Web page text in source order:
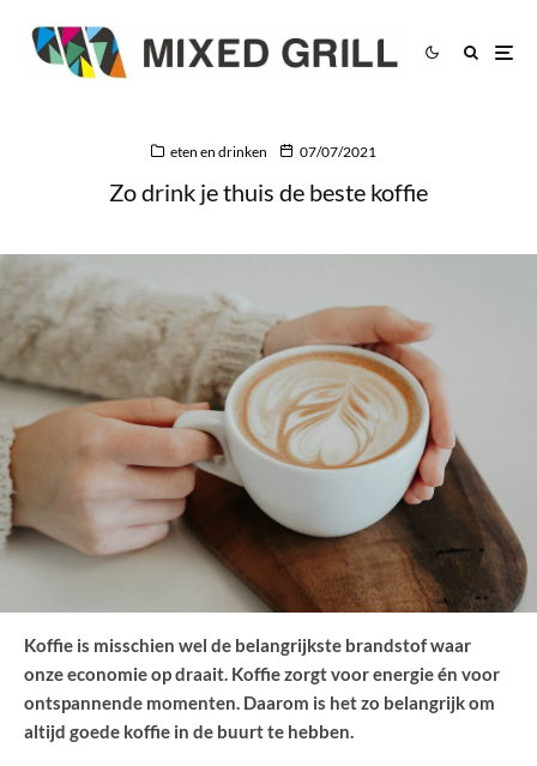
eten en drinken 07/07/2021
Zo drink je thuis de beste koffie
Koffie is misschien wel de belangrijkste brandstof waar
onze economie op draait. Koffie zorgt voor energie én voor
ontspannende momenten. Daarom is het zo belangrijk om
altijd goede koffie in de buurt te hebben.